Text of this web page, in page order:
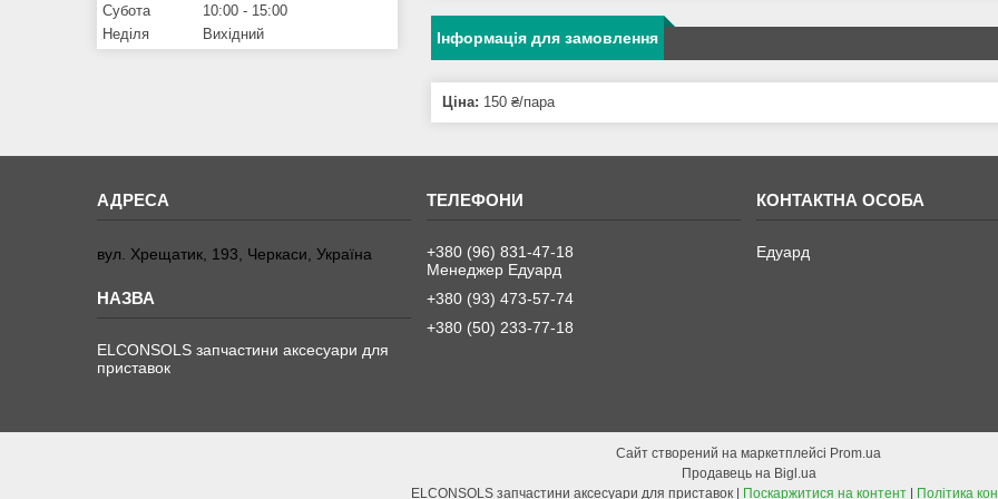
Інформація для замовлення
Ціна: 150 ₴/пара
Субота
10:00
15:00
Неділя
Вихідний
вул. Хрещатик, 193, Черкаси, Україна
ELCONSOLS запчастини аксесуари для
приставок
+380 (96) 831-47-18
Менеджер Едуард
+380 (93) 473-57-74
+380 (50) 233-77-18
Едуард
Сайт створений на маркетплейсі Prom.ua
Продавець на Bigl.ua
Поскаржитися на контент Політика